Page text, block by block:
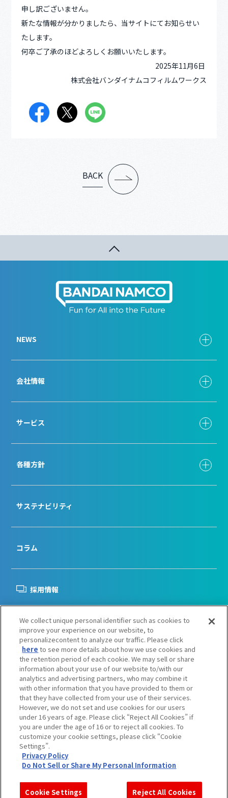
申し訳ございません。
新たな情報が分かりましたら、当サイトにてお知らせい
たします。
何卒ご了承のほどよろしくお願いいたします。
2025年11月6日
株式会社バンダイナムコフィルムワークス
BACK
NEWS
会社情報
サービス
各種方針
サステナビリティ
コラム
採用情報
お問い合わせ
Do Not Sell or Share My Personal Information
ご注意：内容および画像の転載はお断りいたします。
©SUNRISE ©Bandai Namco Filmworks Inc. ©サンライズ
©SUNRISE／PROJECT L-GEASS Character Design ©2006-2017 CLAMP・ST
©川上泰樹・伏瀬・講談社／転スラ製作委員会 ©西﨑義展/宇宙戦艦ヤマト2205製作委員会
We collect unique personal identifier such as cookies to
improve your experience on our website, to
personalizecontent to analyze our traffic. Please click
here to see more details about how we use cookies and
the retention period of each cookie. We may sell or share
information about your use of our website to/with our
analytics and advertising partners, who may combine it
with other information that you have provided to them or
that they have collected from your use of their services.
However, we do not set and use cookies for our users
under 16 years of age. Please click “Reject All Cookies” if
you are under the age of 16 or to reject all cookies. To
customize your cookie settings, please click “Cookie
Settings”.
Privacy Policy
Do Not Sell or Share My Personal Information
Cookie Settings Reject All Cookies